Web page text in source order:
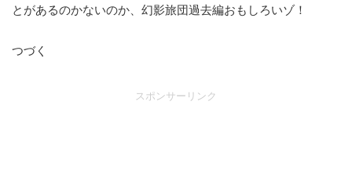
とがあるのかないのか、幻影旅団過去編おもしろいゾ！
つづく
スポンサーリンク